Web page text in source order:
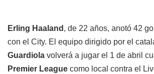
Erling Haaland , de 22 años, anotó 42
con el City. El equipo dirigido por el
Guardiola volverá a jugar el 1 de abril
Premier League como local contra el